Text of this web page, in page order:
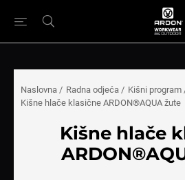
Naslovna / Radna odjeća / Kišni program
Kišne hlače klasične ARDON®AQUA žute
Kišne hlače